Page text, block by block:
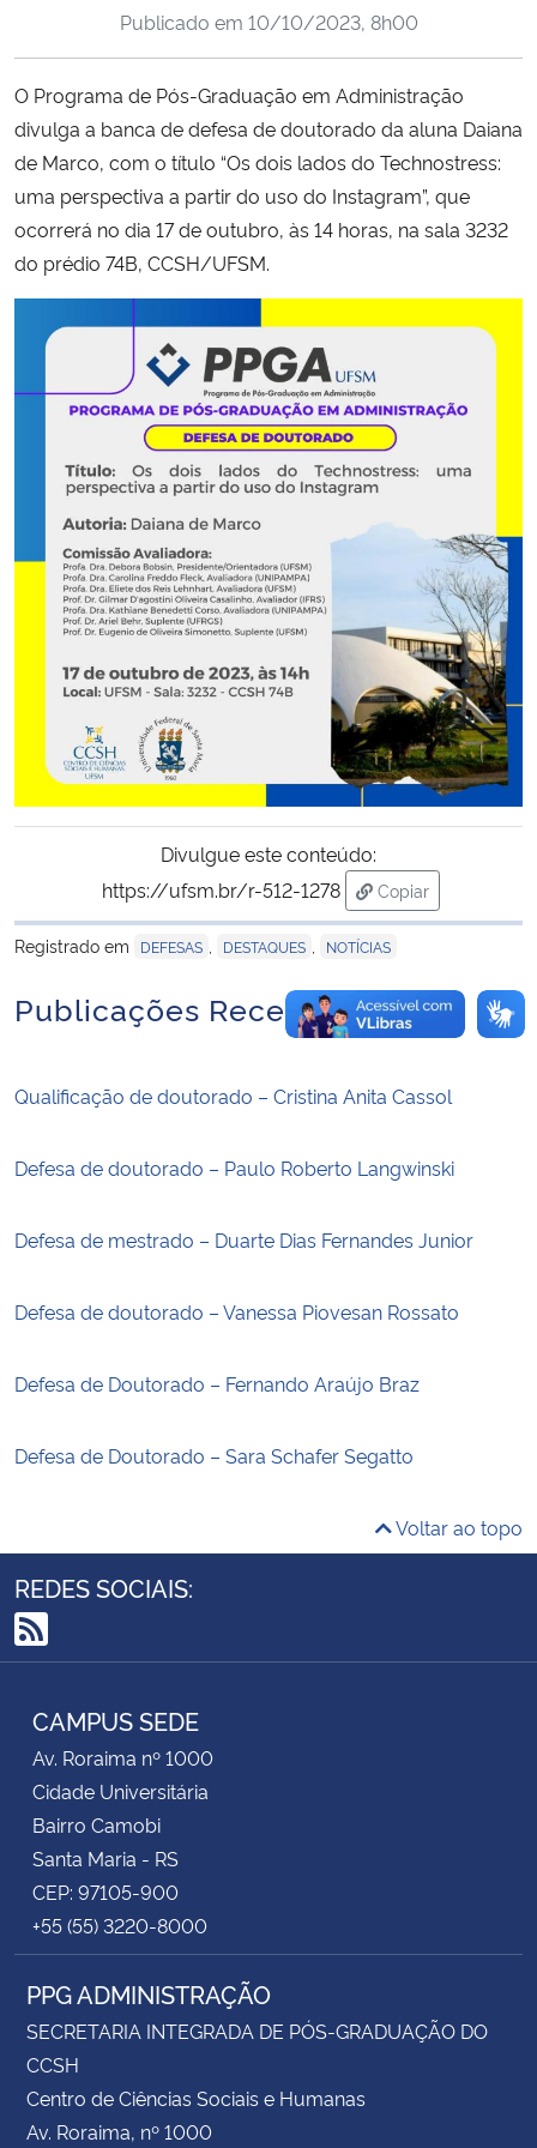
Ministério da Cidadania
Ministério de Minas e Energia
Ministério da Ciência, Tecnologia, Inovações e Comunicações
Ministério do Meio Ambiente
Ministério do Turismo
Ministério do Desenvolvimento Regional
Controladoria-Geral da União
Ministério da Mulher, da Família e dos Direitos Humanos
Secretaria-Geral
Gabinete de Segurança Institucional
Advocacia-Geral da União
Banco Central do Brasil
Publicado em 10/10/2023, 8h00
O Programa de Pós-Graduação em Administração
divulga a banca de defesa de doutorado da aluna Daiana
de Marco, com o título “Os dois lados do Technostress:
uma perspectiva a partir do uso do Instagram”, que
ocorrerá no dia 17 de outubro, às 14 horas, na sala 3232
do prédio 74B, CCSH/UFSM.
Divulgue este conteúdo:
https://ufsm.br/r-512-1278
Copiar
para área de
Registrado em
DEFESAS DESTAQUES NOTÍCIAS
Publicações Recentes
Qualificação de doutorado – Cristina Anita Cassol
Defesa de doutorado – Paulo Roberto Langwinski
Defesa de mestrado – Duarte Dias Fernandes Junior
Defesa de doutorado – Vanessa Piovesan Rossato
Defesa de Doutorado – Fernando Araújo Braz
Defesa de Doutorado – Sara Schafer Segatto
Voltar ao topo
REDES SOCIAIS:
RSS
CAMPUS SEDE
Av. Roraima nº 1000
Cidade Universitária
Bairro Camobi
Santa Maria - RS
CEP: 97105-900
+55 (55) 3220-8000
PPG ADMINISTRAÇÃO
SECRETARIA INTEGRADA DE PÓS-GRADUAÇÃO DO
CCSH
Centro de Ciências Sociais e Humanas
Av. Roraima, nº 1000